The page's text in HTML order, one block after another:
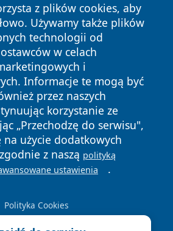
z plików cookies, aby
Używamy także plików
technologii od
w celach
i
Informacje te mogą być
przez naszych
korzystanie ze
„Przechodzę do serwisu",
na użycie dodatkowych
z naszą polityką
ustawienia .
Polityka Cookies
Wszystkie prawa zastrzeżone.
Polityka
Cookies